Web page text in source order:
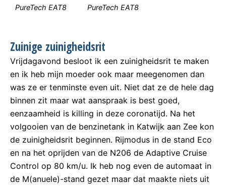
PureTech EAT8
PureTech EAT8
Zuinige zuinigheidsrit
Vrijdagavond besloot ik een zuinigheidsrit te maken
en ik heb mijn moeder ook maar meegenomen dan
was ze er tenminste even uit. Niet dat ze de hele dag
binnen zit maar wat aanspraak is best goed,
eenzaamheid is killing in deze coronatijd. Na het
volgooien van de benzinetank in Katwijk aan Zee kon
de zuinigheidsrit beginnen. Rijmodus in de stand Eco
en na het oprijden van de N206 de Adaptive Cruise
Control op 80 km/u. Ik heb nog even de automaat in
de M(anuele)-stand gezet maar dat maakte niets uit